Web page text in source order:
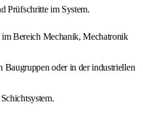
Prüfschritte im System.
Bereich Mechanik, Mechatronik
Baugruppen oder in der industriellen